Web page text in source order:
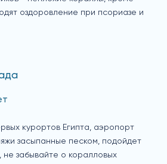
оздоровление при псориазе и
курортов Египта, аэропорт
засыпанные песком, подойдет
не забывайте о коралловых